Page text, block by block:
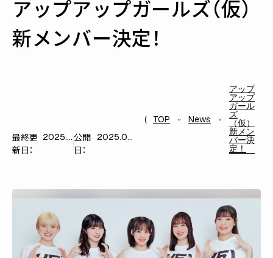
アップアップガールズ（仮）
新メンバー決定！
最終更
新日：
2025.09.07 公開
日：
2025.09.07
TOP News
アップ
アップ
ガール
ズ
（仮）
新メン
バー決
定！